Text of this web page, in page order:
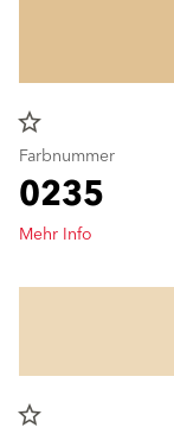
star_border
Farbnummer
0235
Mehr Info
star_border